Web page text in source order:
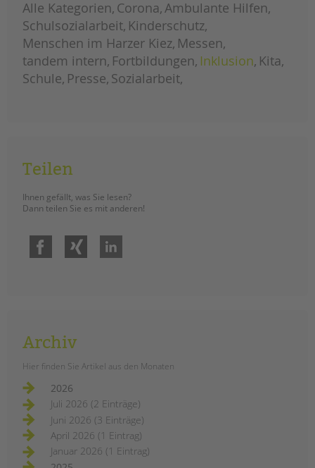
Alle Kategorien Corona Ambulante Hilfen
Schulsozialarbeit Kinderschutz
Menschen im Harzer Kiez Messen
tandem intern Fortbildungen Inklusion Kita
Schule Presse Sozialarbeit
Teilen
Ihnen gefällt, was Sie lesen?
Dann teilen Sie es mit anderen!
Facebook Xing
Archiv
Hier finden Sie Artikel aus den Monaten
2026
Juli 2026 (2 Einträge)
Juni 2026 (3 Einträge)
April 2026 (1 Eintrag)
Januar 2026 (1 Eintrag)